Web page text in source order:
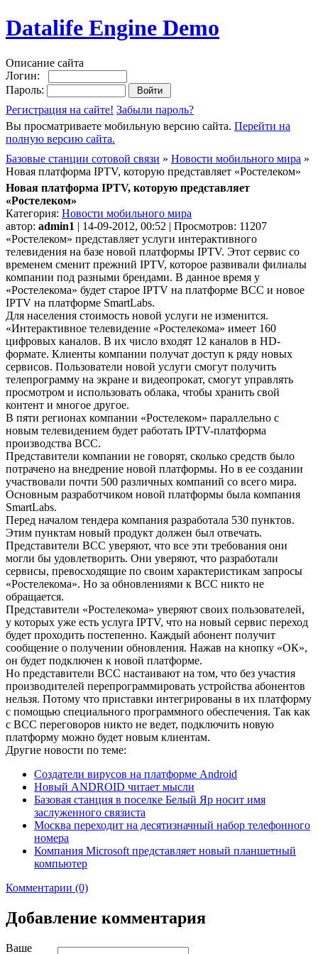
Datalife Engine Demo
Описание сайта
Логин:
Пароль:
Регистрация на сайте! Забыли пароль?
Вы просматриваете мобильную версию сайта. Перейти на
полную версию сайта.
Базовые станции сотовой связи » Новости мобильного мира »
Новая платформа IPTV, которую представляет «Ростелеком»
Новая платформа IPTV, которую представляет
«Ростелеком»
Категория: Новости мобильного мира
автор: admin1 | 14-09-2012, 00:52 | Просмотров: 11207
«Ростелеком» представляет услуги интерактивного
телевидения на базе новой платформы IPTV. Этот сервис со
временем сменит прежний IPTV, которое развивали филиалы
компании под разными брендами. В данное время у
«Ростелекома» будет старое IPTV на платформе BCC и новое
IPTV на платформе SmartLabs.
Для населения стоимость новой услуги не изменится.
«Интерактивное телевидение «Ростелекома» имеет 160
цифровых каналов. В их число входят 12 каналов в HD-
формате. Клиенты компании получат доступ к ряду новых
сервисов. Пользователи новой услуги смогут получить
телепрограмму на экране и видеопрокат, смогут управлять
просмотром и использовать облака, чтобы хранить свой
контент и многое другое.
В пяти регионах компании «Ростелеком» параллельно с
новым телевидением будет работать IPTV-платформа
производства BCC.
Представители компании не говорят, сколько средств было
потрачено на внедрение новой платформы. Но в ее создании
участвовали почти 500 различных компаний со всего мира.
Основным разработчиком новой платформы была компания
SmartLabs.
Перед началом тендера компания разработала 530 пунктов.
Этим пунктам новый продукт должен был отвечать.
Представители ВСС уверяют, что все эти требования они
могли бы удовлетворить. Они уверяют, что разработали
сервисы, превосходящие по своим характеристикам запросы
«Ростелекома». Но за обновлениями к ВСС никто не
обращается.
Представители «Ростелекома» уверяют своих пользователей,
у которых уже есть услуга IPTV, что на новый сервис переход
будет проходить постепенно. Каждый абонент получит
сообщение о получении обновления. Нажав на кнопку «ОК»,
он будет подключен к новой платформе.
Но представители ВСС настаивают на том, что без участия
производителей перепрограммировать устройства абонентов
нельзя. Потому что приставки интегрированы в их платформу
с помощью специального программного обеспечения. Так как
с ВСС переговоров никто не ведет, подключить новую
платформу можно будет новым клиентам.
Другие новости по теме:
Создатели вирусов на платформе Android
Новый ANDROID читает мысли
Базовая станция в поселке Белый Яр носит имя
заслуженного связиста
Москва переходит на десятизначный набор телефонного
номера
Компания Microsoft представляет новый планшетный
компьютер
Комментарии (0)
Добавление комментария
Ваше